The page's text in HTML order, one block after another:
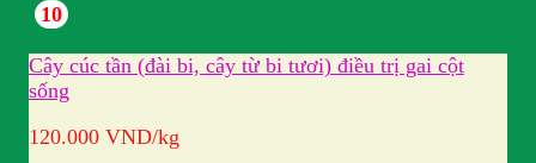
10
Cây cúc tần (đài bi, cây từ bi tươi) điều trị gai cột
sống
120.000 VND/kg